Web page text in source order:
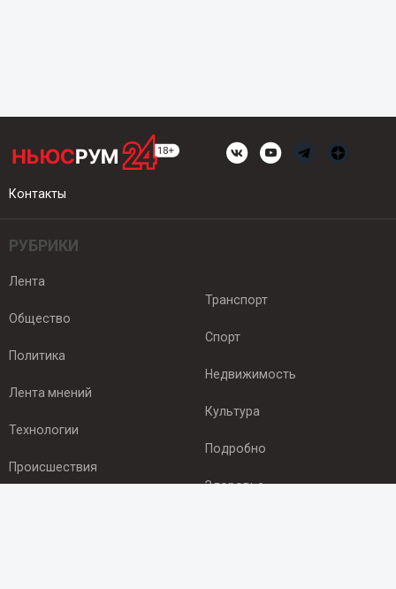
Контакты
РУБРИКИ
Лента
Общество
Политика
Лента мнений
Технологии
Происшествия
Транспорт
Спорт
Недвижимость
Культура
Подробно
Здоровье